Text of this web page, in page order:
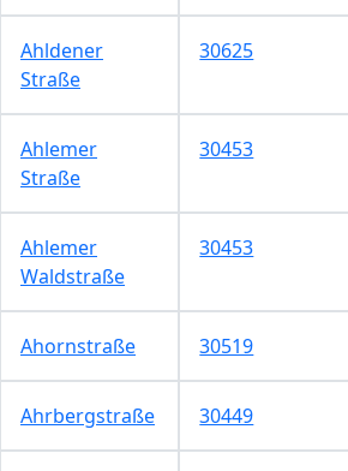
Ahldener
Straße
30625
Ahlemer
Straße
30453
Ahlemer
Waldstraße
30453
Ahornstraße 30519
Ahrbergstraße 30449